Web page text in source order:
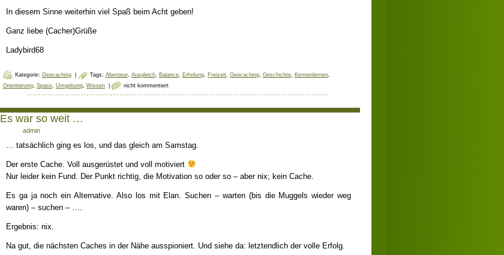
In diesem Sinne weiterhin viel Spaß beim Acht geben!
Ganz liebe (Cacher)Grüße
Ladybird68
Kategorie: Geocaching Tags: Abenteur, Ausgleich, Balance, Erholung, Freizeit, Geocaching, Geschichte, Kennenlernen,
Orientierung, Spass, Umgebung, Wissen nicht kommentiert
Es war so weit …
admin
… tatsächlich ging es los, und das gleich am Samstag.
Der erste Cache. Voll ausgerüstet und voll motiviert
Nur leider kein Fund. Der Punkt richtig, die Motivation so oder so – aber nix; kein Cache.
Es ga ja noch ein Alternative. Also los mit Elan. Suchen – warten (bis die Muggels wieder weg
waren) – suchen – ….
Ergebnis: nix.
Na gut, die nächsten Caches in der Nähe ausspioniert. Und siehe da: letztendlich der volle Erfolg.